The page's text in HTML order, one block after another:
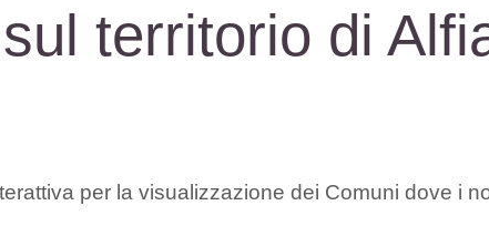
territorio di
per la visualizzazione dei Comuni dove i